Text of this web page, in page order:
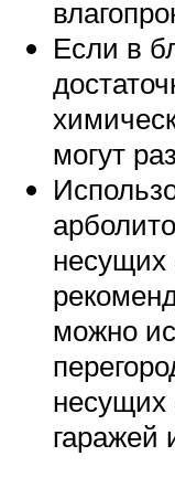
Если в
могут
несущих
можно
несущих
гаражей